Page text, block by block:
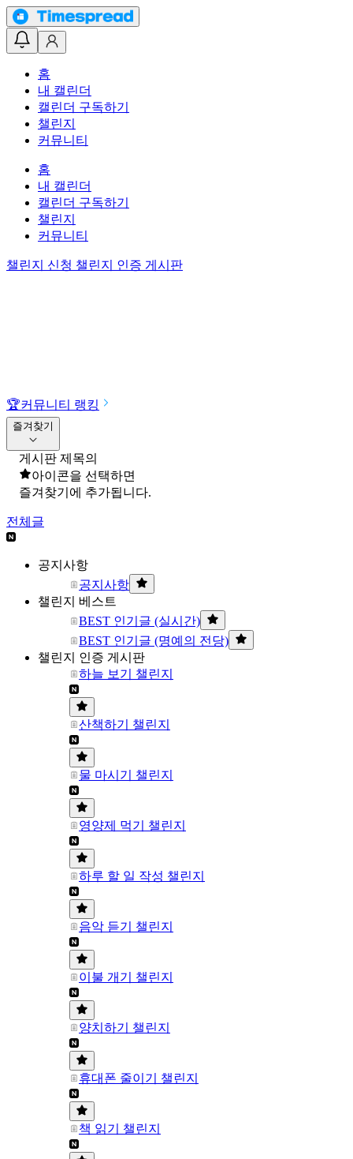
홈
내 캘린더
캘린더 구독하기
챌린지
커뮤니티
홈
내 캘린더
캘린더 구독하기
챌린지
커뮤니티
챌린지 신청 챌린지 인증 게시판
🏆커뮤니티 랭킹
즐겨찾기
게시판 제목의
아이콘을 선택하면
즐겨찾기에 추가됩니다.
전체글
공지사항
공지사항
챌린지 베스트
BEST 인기글 (실시간)
BEST 인기글 (명예의 전당)
챌린지 인증 게시판
하늘 보기 챌린지
산책하기 챌린지
물 마시기 챌린지
영양제 먹기 챌린지
하루 할 일 작성 챌린지
음악 듣기 챌린지
이불 개기 챌린지
양치하기 챌린지
휴대폰 줄이기 챌린지
책 읽기 챌린지